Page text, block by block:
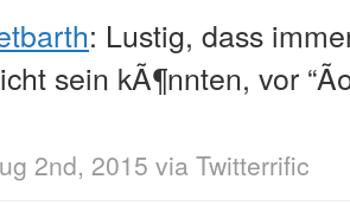
: Lustig, dass
sein kÃ¶nnten, vor
2nd, 2015 via Twitterrific